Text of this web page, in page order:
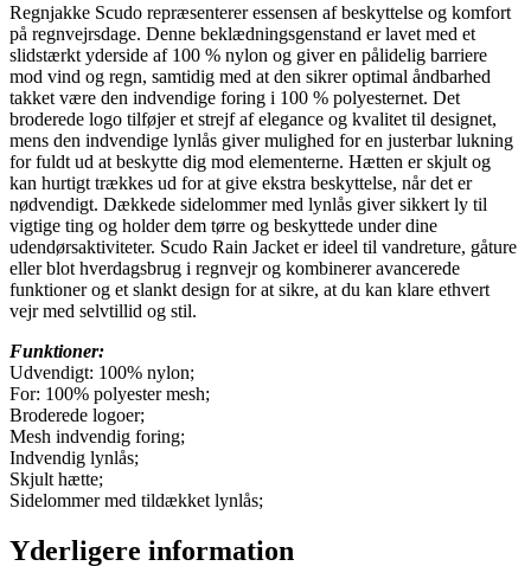
Regnjakke Scudo repræsenterer essensen af beskyttelse og komfort
på regnvejrsdage. Denne beklædningsgenstand er lavet med et
slidstærkt yderside af 100 % nylon og giver en pålidelig barriere
mod vind og regn, samtidig med at den sikrer optimal åndbarhed
takket være den indvendige foring i 100 % polyesternet. Det
broderede logo tilføjer et strejf af elegance og kvalitet til designet,
mens den indvendige lynlås giver mulighed for en justerbar lukning
for fuldt ud at beskytte dig mod elementerne. Hætten er skjult og
kan hurtigt trækkes ud for at give ekstra beskyttelse, når det er
nødvendigt. Dækkede sidelommer med lynlås giver sikkert ly til
vigtige ting og holder dem tørre og beskyttede under dine
udendørsaktiviteter. Scudo Rain Jacket er ideel til vandreture, gåture
eller blot hverdagsbrug i regnvejr og kombinerer avancerede
funktioner og et slankt design for at sikre, at du kan klare ethvert
vejr med selvtillid og stil.
Funktioner:
Udvendigt: 100% nylon;
For: 100% polyester mesh;
Broderede logoer;
Mesh indvendig foring;
Indvendig lynlås;
Skjult hætte;
Sidelommer med tildækket lynlås;
Yderligere information